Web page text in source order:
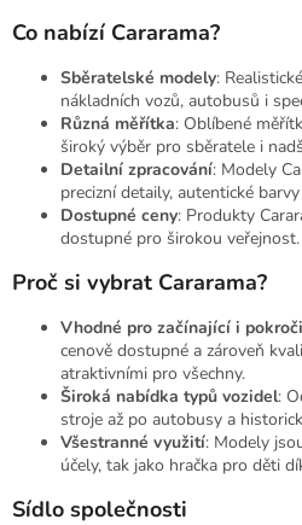
Co nabízí Cararama?
Sběratelské modely:
nákladních vozů, autobusů i
Různá měřítka: Oblíbené
široký výběr pro sběratele i
Detailní zpracování: Modely
precizní detaily, autentické
Dostupné ceny: Produkty
dostupné pro širokou veřejnost.
Proč si vybrat Cararama?
Vhodné pro začínající i
cenově dostupné a zároveň
atraktivními pro všechny.
Široká nabídka typů vozidel:
stroje až po autobusy a
Všestranné využití: Modely
účely, tak jako hračka pro děti
Sídlo společnosti